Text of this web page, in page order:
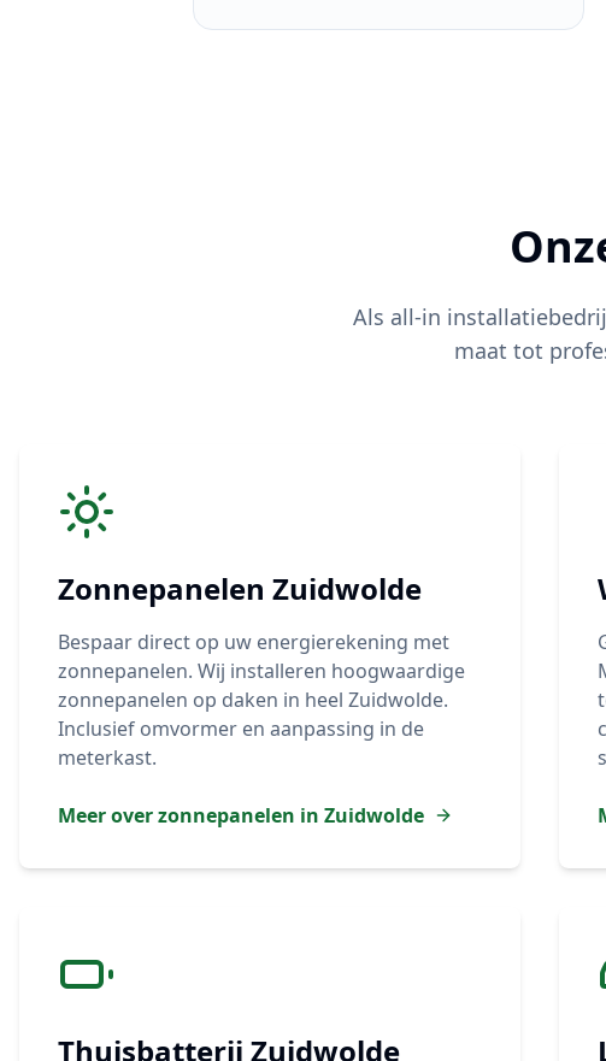
Als all-in
maat tot
Zonnepanelen Zuidwolde
Bespaar direct op uw energierekening met
zonnepanelen. Wij installeren hoogwaardige
zonnepanelen op daken in heel Zuidwolde.
Inclusief omvormer en aanpassing in de
meterkast.
Meer over zonnepanelen in Zuidwolde
Thuisbatterij Zuidwolde